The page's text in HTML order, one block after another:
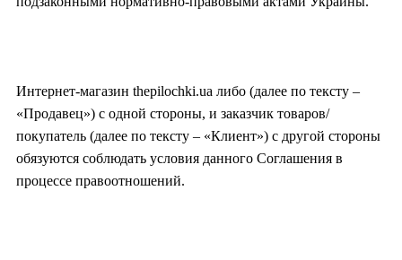
Интернет-магазин thepilochki.ua либо (далее по тексту –
«Продавец») с одной стороны, и заказчик товаров/
покупатель (далее по тексту – «Клиент») с другой стороны
обязуются соблюдать условия данного Соглашения в
процессе правоотношений.